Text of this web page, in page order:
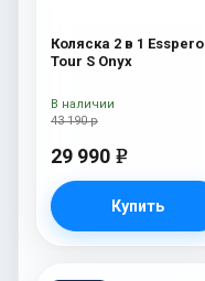
Коляска 2 в 1 Esspero
Tour S Onyx
43 190 р
29 990 e
Купить
В наличии